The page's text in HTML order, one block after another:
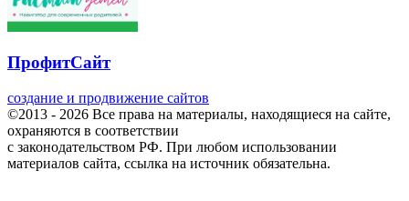
ПрофитСайт
создание и продвижение сайтов
©2013 - 2026 Все права на материалы, находящиеся на сайте,
охраняются в соответствии
с законодательством РФ. При любом использовании
материалов сайта, ссылка на источник обязательна.